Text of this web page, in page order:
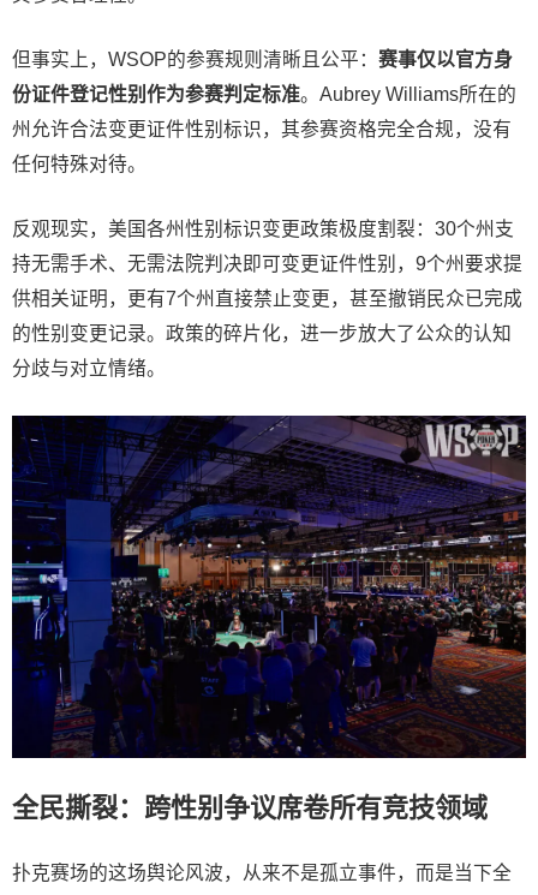
但事实上，WSOP的参赛规则清晰且公平： 赛事仅以官方身
份证件登记性别作为参赛判定标准。Aubrey Williams所在的
州允许合法变更证件性别标识，其参赛资格完全合规，没有
任何特殊对待。
反观现实，美国各州性别标识变更政策极度割裂：30个州支
持无需手术、无需法院判决即可变更证件性别，9个州要求提
供相关证明，更有7个州直接禁止变更，甚至撤销民众已完成
的性别变更记录。政策的碎片化，进一步放大了公众的认知
分歧与对立情绪。
全民撕裂：跨性别争议席卷所有竞技领域
扑克赛场的这场舆论风波，从来不是孤立事件，而是当下全